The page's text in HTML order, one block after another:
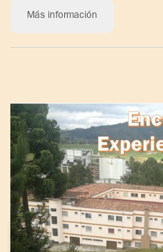
Más información